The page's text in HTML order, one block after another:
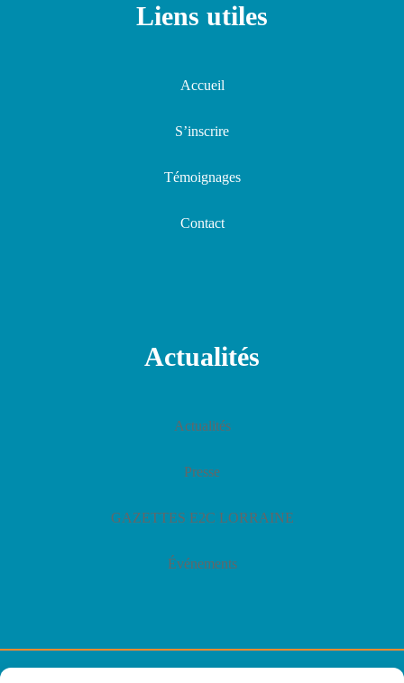
Liens utiles
Accueil
S’inscrire
Témoignages
Contact
Actualités
Actualités
Presse
GAZETTES E2C LORRAINE
Événements
© E2C Lorraine